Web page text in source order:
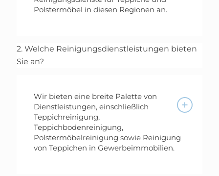
Polstermöbel in diesen Regionen an.
2. Welche Reinigungsdienstleistungen bieten
Sie an?
Wir bieten eine breite Palette von
Dienstleistungen, einschließlich
Teppichreinigung,
Teppichbodenreinigung,
Polstermöbelreinigung sowie Reinigung
von Teppichen in Gewerbeimmobilien.